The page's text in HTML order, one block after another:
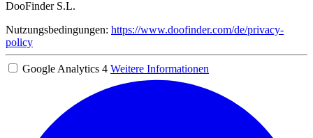
DooFinder S.L.
Nutzungsbedingungen: https://www.doofinder.com/de/privacy-
policy
Google Analytics 4 Weitere Informationen